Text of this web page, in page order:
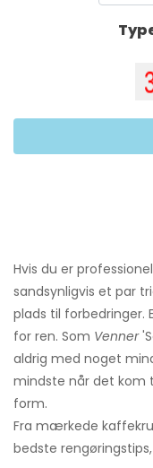
Hvis du er
sandsynligvis et par
plads til forbedringer.
for ren. Som Venner
aldrig med noget
mindste når det kom
form.
Fra mærkede
bedste